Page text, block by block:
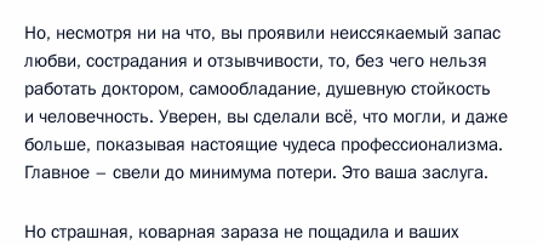
Но, несмотря ни на что, вы проявили неиссякаемый запас
любви, сострадания и отзывчивости, то, без чего нельзя
работать доктором, самообладание, душевную стойкость
и человечность. Уверен, вы сделали всё, что могли, и даже
больше, показывая настоящие чудеса профессионализма.
Главное – свели до минимума потери. Это ваша заслуга.
Но страшная, коварная зараза не пощадила и ваших